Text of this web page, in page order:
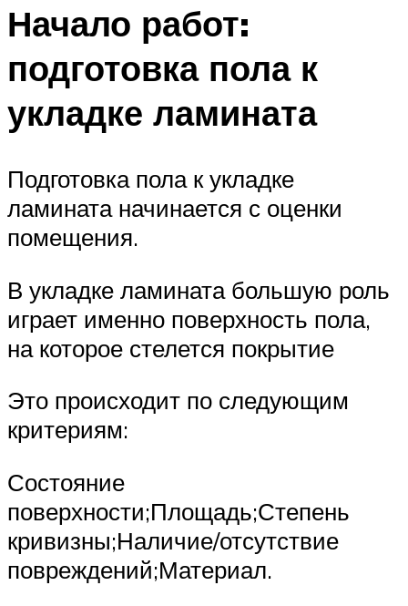
Начало работ:
подготовка пола к
укладке ламината
Подготовка пола к укладке
ламината начинается с оценки
помещения.
В укладке ламината большую роль
играет именно поверхность пола,
на которое стелется покрытие
Это происходит по следующим
критериям:
Состояние
поверхности;Площадь;Степень
кривизны;Наличие/отсутствие
повреждений;Материал.